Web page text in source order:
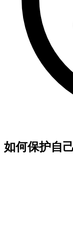
如何保护自己